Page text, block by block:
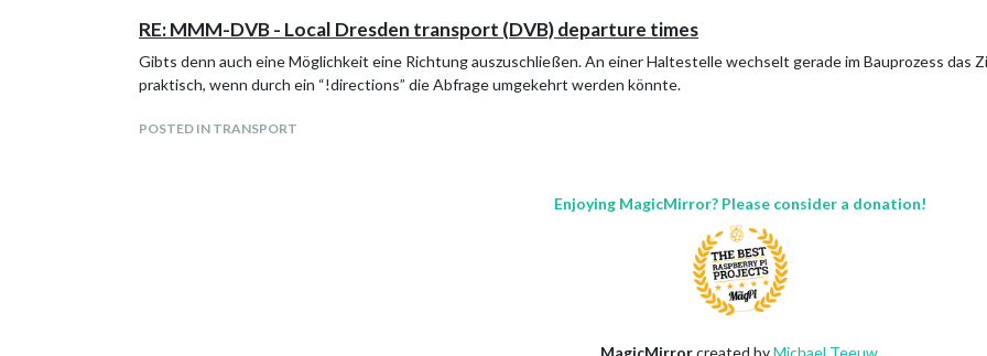
RE: MMM-DVB - Local Dresden transport (DVB) departure times
Gibts denn auch eine Möglichkeit eine Richtung auszuschließen. An einer Haltestelle wechselt gerade im Bauprozess das
praktisch, wenn durch ein “!directions” die Abfrage umgekehrt werden könnte.
POSTED IN TRANSPORT
Enjoying MagicMirror? Please consider a donation!
MagicMirrorcreated byMichael Teeuw.